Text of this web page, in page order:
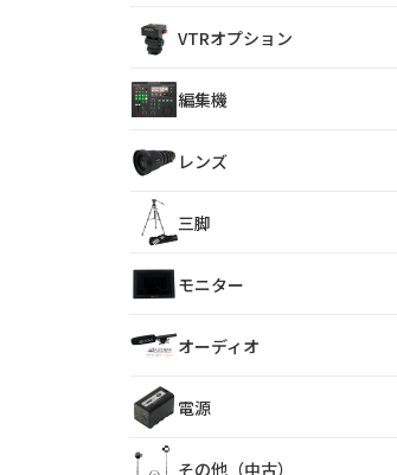
VTRオプション
編集機
レンズ
三脚
モニター
オーディオ
電源
その他（中古）